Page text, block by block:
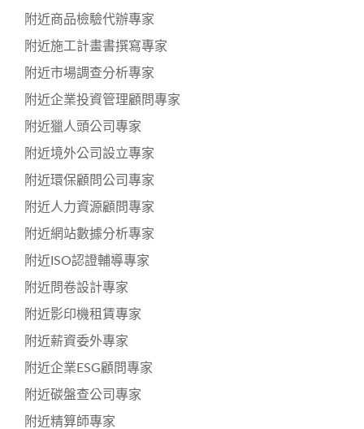
附近商品檢驗代辦專家
附近施工計畫書撰寫專家
附近市場調查分析專家
附近企業投資管理顧問專家
附近獵人頭公司專家
附近境外公司設立專家
附近環保顧問公司專家
附近人力資源顧問專家
附近網站數據分析專家
附近ISO認證輔導專家
附近問卷設計專家
附近影印機租賃專家
附近薪資委外專家
附近企業ESG顧問專家
附近碳盤查公司專家
附近精算師專家